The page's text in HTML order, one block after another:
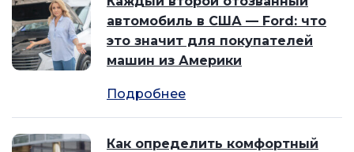
автомобиль в США — Ford: что
это значит для покупателей
машин из Америки
Подробнее
Как определить комфортный